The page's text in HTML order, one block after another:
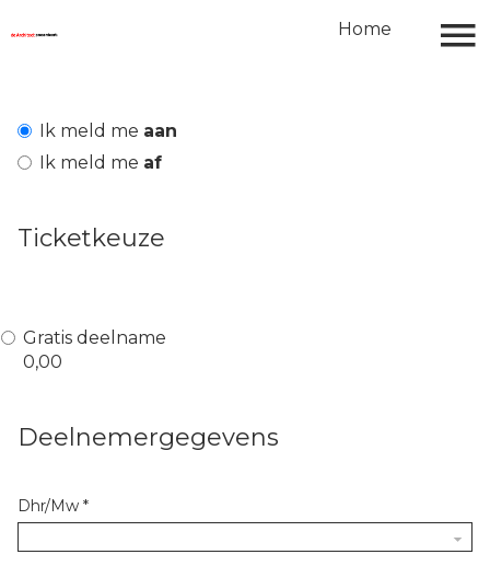
Jury
Jury Transformatie en Renovatie
Jury Niet Verhuizen maar
Home
Ik meld me aan
Ik meld me af
Ticketkeuze
Gratis deelname
0,00
Deelnemergegevens
Dhr/Mw *